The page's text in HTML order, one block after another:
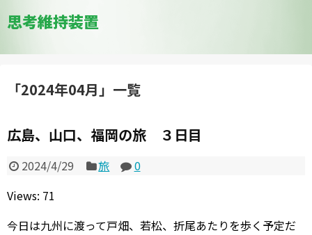
思考維持装置
「2024年04月」 一覧
広島、山口、福岡の旅 ３日目
2024/4/29 旅
0
Views: 71
今日は九州に渡って戸畑、若松、折尾あたりを歩く予定だ